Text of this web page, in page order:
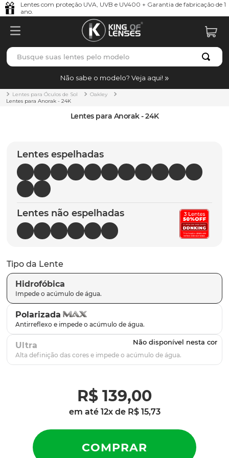
Lentes com proteção UVA, UVB e UV400 + Garantia de fabricação de 1
ano.
Busque suas lentes pelo modelo
Não sabe o modelo? Veja aqui!
Lentes para Óculos de Sol
Oakley
Lentes para Anorak - 24K
Lentes para Anorak - 24K
Lentes espelhadas
Lentes não espelhadas
Tipo da Lente
Hidrofóbica
Polarizada
Ultra
R$ 139,00
em até 12x de R$ 15,73
TERMOS MAIS BUSCADOS
1º borrachas
5º chaves
6º t-shock
7º latch
8º gasket
9º parafusos